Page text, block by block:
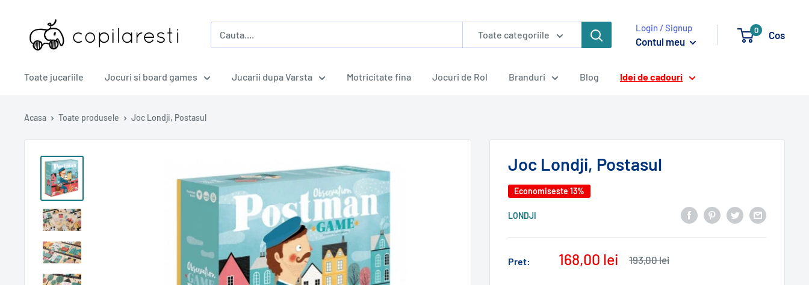
continut
copilaresti.ro
Toate categoriile
Login / Signup
Contul meu
0 Cos
Toate jucariile Jocuri si board games Jucarii dupa Varsta Motricitate fina Jocuri de Rol Branduri Blog Idei de cadouri
Acasa Toate produsele Joc Londji, Postasul
Joc Londji, Postasul
Economiseste 13%
LONDJI
Pret:
Pret
168,00 lei
Pret
193,00 lei